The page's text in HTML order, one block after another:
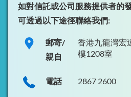
打擊洗錢及恐怖分子資金籌集
常見問題
最新消息
如對信託或公司服務提供者的
可透過以下途徑聯絡我們:
郵寄/
親自
香港九龍灣宏
樓1208室
電話 2867 2600